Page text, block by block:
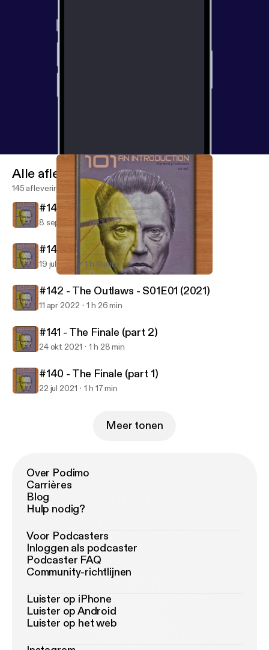
Walken 101
Alle afleveringen
145 afleveringen
#144 - The Outlaws - S01E03 (2021)
8 sep 2022 1 h 3 min
#143 - The Outlaws - S01E02 (2021)
19 jul 2022 1 h 11 min
#142 - The Outlaws - S01E01 (2021)
11 apr 2022 1 h 26 min
#141 - The Finale (part 2)
24 okt 2021 1 h 28 min
#140 - The Finale (part 1)
22 jul 2021 1 h 17 min
Meer tonen
Over Podimo
Carrières
Blog
Hulp nodig?
Voor Podcasters
Inloggen als podcaster
Podcaster FAQ
Community-richtlijnen
Luister op iPhone
Luister op Android
Luister op het web